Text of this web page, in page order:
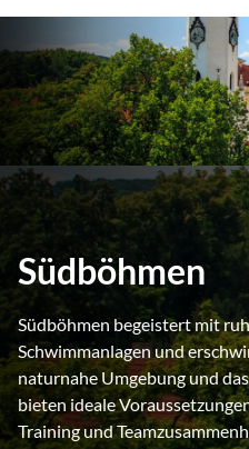
Südböhmen
Südböhmen begeistert mit
Schwimmanlagen und
naturnahe Umgebung und
bieten ideale
Training und